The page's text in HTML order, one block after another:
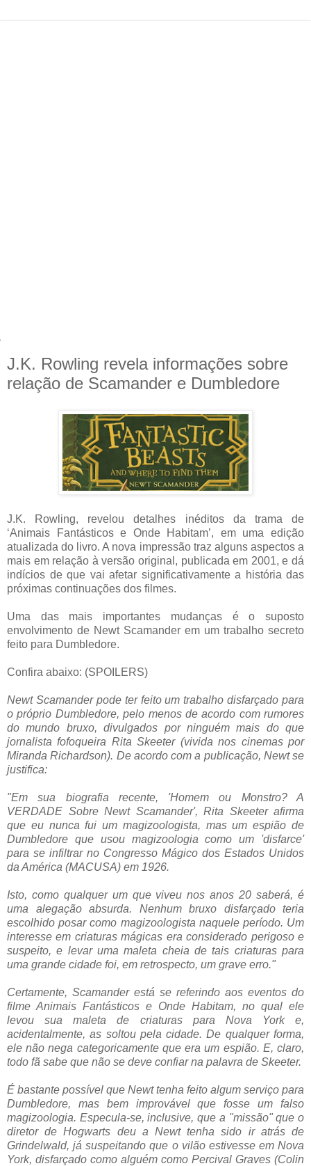
J.K. Rowling revela informações sobre
relação de Scamander e Dumbledore
J.K. Rowling, revelou detalhes inéditos da trama de
‘Animais Fantásticos e Onde Habitam’, em uma edição
atualizada do livro. A nova impressão traz alguns aspectos a
mais em relação à versão original, publicada em 2001, e dá
indícios de que vai afetar significativamente a história das
próximas continuações dos filmes.
Uma das mais importantes mudanças é o suposto
envolvimento de Newt Scamander em um trabalho secreto
feito para Dumbledore.
Confira abaixo: (SPOILERS)
Newt Scamander pode ter feito um trabalho disfarçado para
o próprio Dumbledore, pelo menos de acordo com rumores
do mundo bruxo, divulgados por ninguém mais do que
jornalista fofoqueira Rita Skeeter (vivida nos cinemas por
Miranda Richardson). De acordo com a publicação, Newt se
justifica:
"Em sua biografia recente, 'Homem ou Monstro? A
VERDADE Sobre Newt Scamander', Rita Skeeter afirma
que eu nunca fui um magizoologista, mas um espião de
Dumbledore que usou magizoologia como um 'disfarce'
para se infiltrar no Congresso Mágico dos Estados Unidos
da América (MACUSA) em 1926.
Isto, como qualquer um que viveu nos anos 20 saberá, é
uma alegação absurda. Nenhum bruxo disfarçado teria
escolhido posar como magizoologista naquele período. Um
interesse em criaturas mágicas era considerado perigoso e
suspeito, e levar uma maleta cheia de tais criaturas para
uma grande cidade foi, em retrospecto, um grave erro."
Certamente, Scamander está se referindo aos eventos do
filme Animais Fantásticos e Onde Habitam, no qual ele
levou sua maleta de criaturas para Nova York e,
acidentalmente, as soltou pela cidade. De qualquer forma,
ele não nega categoricamente que era um espião. E, claro,
todo fã sabe que não se deve confiar na palavra de Skeeter.
É bastante possível que Newt tenha feito algum serviço para
Dumbledore, mas bem improvável que fosse um falso
magizoologia. Especula-se, inclusive, que a "missão" que o
diretor de Hogwarts deu a Newt tenha sido ir atrás de
Grindelwald, já suspeitando que o vilão estivesse em Nova
York, disfarçado como alguém como Percival Graves (Colin